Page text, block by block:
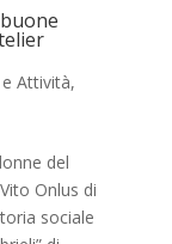
Attività,
del
Onlus di
sociale